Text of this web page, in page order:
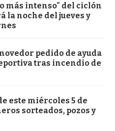
más intenso" del ciclón
la noche del jueves y
pedido de ayuda
tras incendio de
este miércoles 5 de
sorteados, pozos y